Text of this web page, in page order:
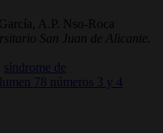
A.P. Nso-Roca
San Juan de Alicante.
síndrome de
78 números 3 y 4